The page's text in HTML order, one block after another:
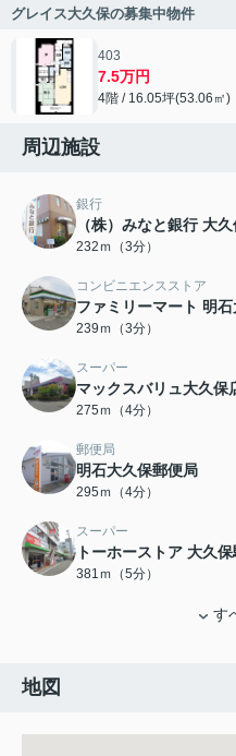
グレイス大久保の募集中物件
403
7.5万円
4階 / 16.05坪(53.06㎡)
周辺施設
銀行
（株）みなと銀行 大
232ｍ（3分）
コンビニエンスストア
ファミリーマート 明
239ｍ（3分）
スーパー
マックスバリュ大久保
275ｍ（4分）
郵便局
明石大久保郵便局
295ｍ（4分）
スーパー
トーホーストア 大久
381ｍ（5分）
す
地図